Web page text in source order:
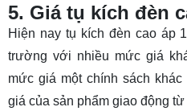
5. Giá tụ kích đèn
Hiện nay tụ kích đèn cao áp
trường với nhiều mức giá
mức giá một chính sách
giá của sản phẩm giao động từ